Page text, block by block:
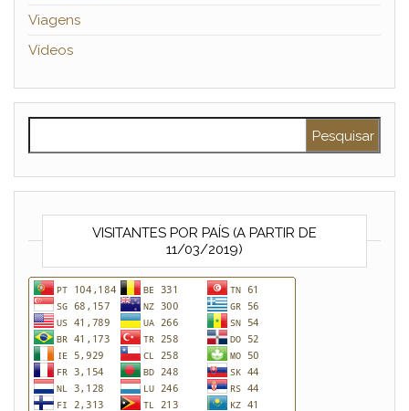
Viagens
Vídeos
VISITANTES POR PAÍS (A PARTIR DE
11/03/2019)